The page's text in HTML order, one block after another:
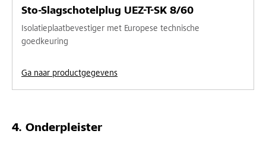
Sto-Slagschotelplug UEZ-T-SK 8/60
Isolatieplaatbevestiger met Europese technische
goedkeuring
Ga naar productgegevens
Onderpleister